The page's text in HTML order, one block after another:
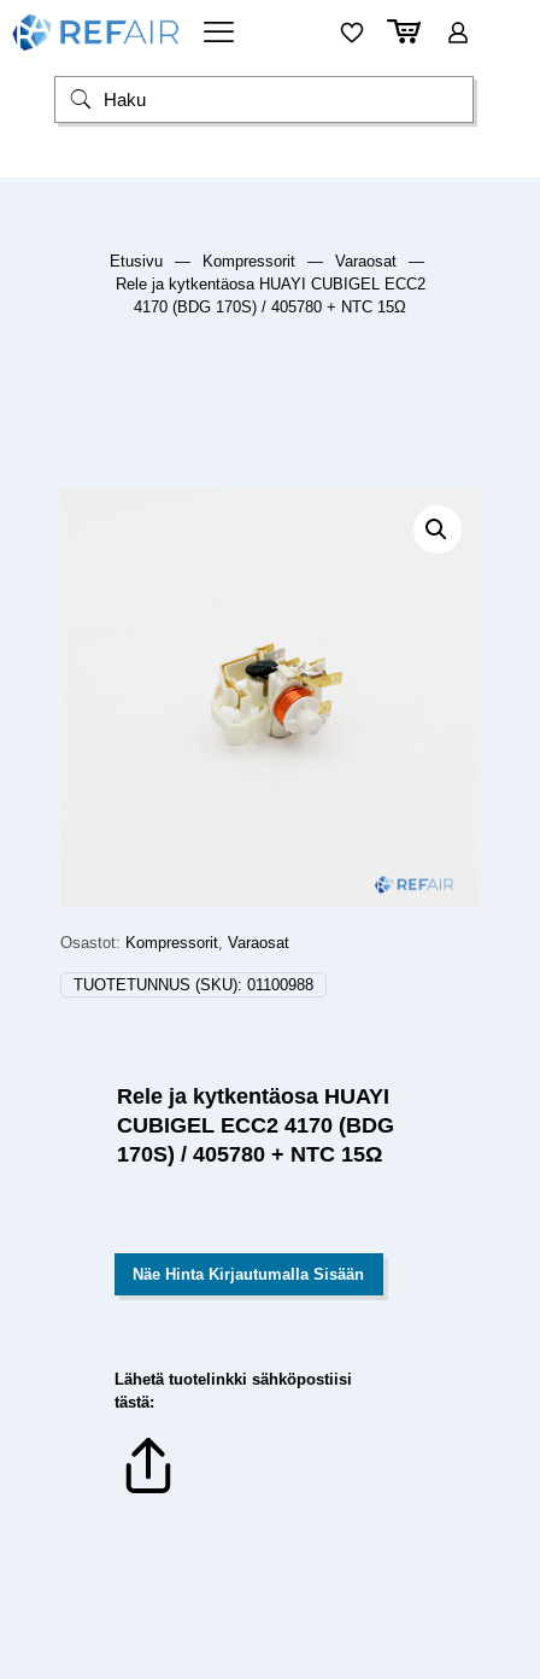
Etusivu — Kompressorit — Varaosat
—
Rele ja kytkentäosa HUAYI CUBIGEL ECC2
4170 (BDG 170S) / 405780 + NTC 15Ω
Osastot: Kompressorit, Varaosat
TUOTETUNNUS (SKU): 01100988
Rele ja kytkentäosa HUAYI
CUBIGEL ECC2 4170 (BDG
170S) / 405780 + NTC 15Ω
Näe Hinta Kirjautumalla Sisään
Lähetä tuotelinkki sähköpostiisi
tästä: